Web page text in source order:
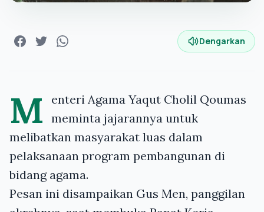
Dengarkan
M
enteri Agama Yaqut Cholil Qoumas
meminta jajarannya untuk
melibatkan masyarakat luas dalam
pelaksanaan program pembangunan di
bidang agama.
Pesan ini disampaikan Gus Men, panggilan